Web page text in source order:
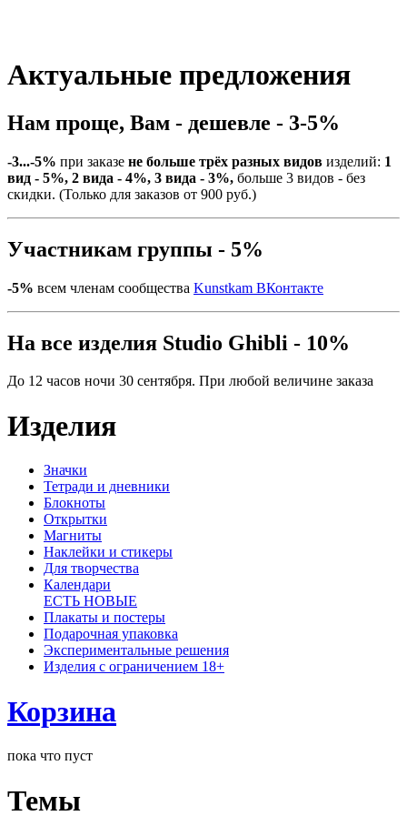
Актуальные предложения
Нам проще, Вам - дешевле - 3-5%
-3...-5% при заказе не больше трёх разных видов изделий: 1
вид - 5%, 2 вида - 4%, 3 вида - 3%, больше 3 видов - без
скидки. (Только для заказов от 900 руб.)
Участникам группы - 5%
-5% всем членам сообщества Kunstkam ВКонтакте
На все изделия Studio Ghibli - 10%
До 12 часов ночи 30 сентября. При любой величине заказа
Изделия
Значки
Тетради и дневники
Блокноты
Открытки
Магниты
Наклейки и стикеры
Для творчества
Календари
ЕСТЬ НОВЫЕ
Плакаты и постеры
Подарочная упаковка
Экспериментальные решения
Изделия с ограничением 18+
Корзина
пока что пуст
Темы